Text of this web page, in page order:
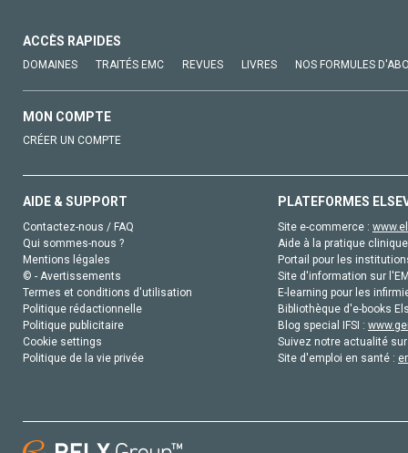
ACCÈS RAPIDES
DOMAINES TRAITÉS EMC REVUES LIVRES NOS FORMULES
MON COMPTE
CRÉER UN COMPTE
AIDE & SUPPORT
Contactez-nous / FAQ
Qui sommes-nous ?
Mentions légales
© - Avertissements
Termes et conditions d'utilisation
Politique rédactionnelle
Politique publicitaire
Cookie settings
Politique de la vie privée
PLATEFORMES
Site e-commerce :
Aide à la pratique
Portail pour les
Site d'information sur
E-learning pour les
Bibliothèque d'e-books
Blog special IFSI :
Suivez notre actualité
Site d'emploi en santé :